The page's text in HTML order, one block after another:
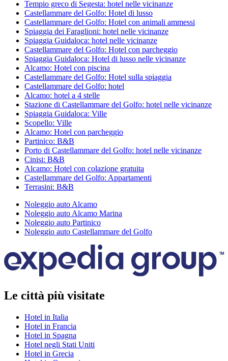
Tempio greco di Segesta: hotel nelle vicinanze
Castellammare del Golfo: Hotel di lusso
Castellammare del Golfo: Hotel con animali ammessi
Spiaggia dei Faraglioni: hotel nelle vicinanze
Spiaggia Guidaloca: hotel nelle vicinanze
Castellammare del Golfo: Hotel con parcheggio
Spiaggia Guidaloca: Hotel di lusso nelle vicinanze
Alcamo: Hotel con piscina
Castellammare del Golfo: Hotel sulla spiaggia
Castellammare del Golfo: hotel
Alcamo: hotel a 4 stelle
Stazione di Castellammare del Golfo: hotel nelle vicinanze
Spiaggia Guidaloca: Ville
Scopello: Ville
Alcamo: Hotel con parcheggio
Partinico: B&B
Porto di Castellammare del Golfo: hotel nelle vicinanze
Cinisi: B&B
Alcamo: Hotel con colazione gratuita
Castellammare del Golfo: Appartamenti
Terrasini: B&B
Noleggio auto Alcamo
Noleggio auto Alcamo Marina
Noleggio auto Partinico
Noleggio auto Castellammare del Golfo
Le città più visitate
Hotel in Italia
Hotel in Francia
Hotel in Spagna
Hotel negli Stati Uniti
Hotel in Grecia